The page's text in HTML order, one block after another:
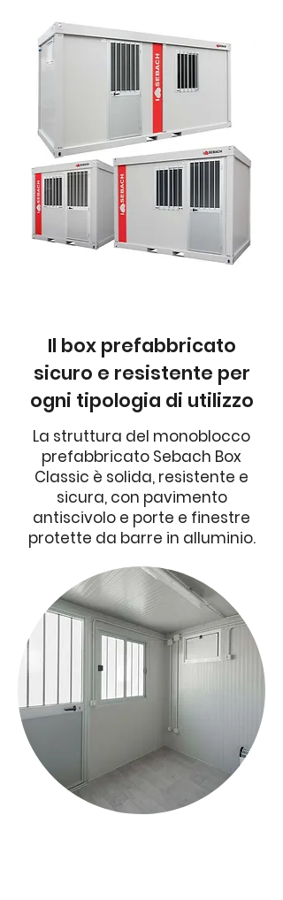
Il box prefabbricato
sicuro e resistente per
ogni tipologia di utilizzo
La struttura del monoblocco
prefabbricato Sebach Box
Classic è solida, resistente e
sicura, con pavimento
antiscivolo e porte e finestre
protette da barre in alluminio.